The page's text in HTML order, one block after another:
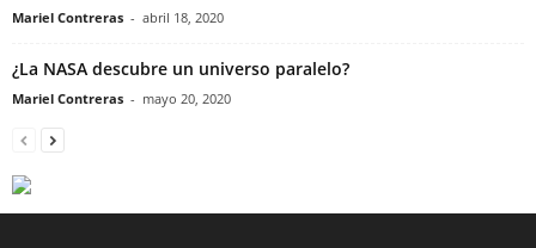
Mariel Contreras - abril 18, 2020
¿La NASA descubre un universo paralelo?
Mariel Contreras - mayo 20, 2020